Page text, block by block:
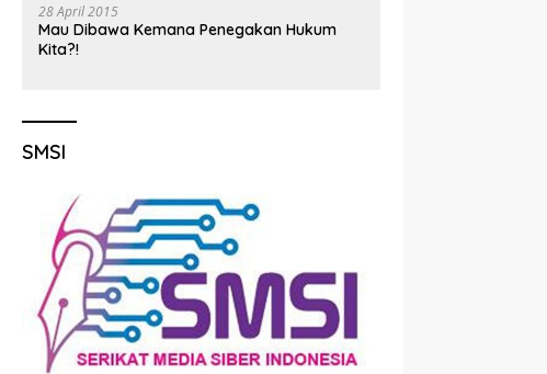
28 April 2015
Mau Dibawa Kemana Penegakan Hukum
Kita?!
SMSI